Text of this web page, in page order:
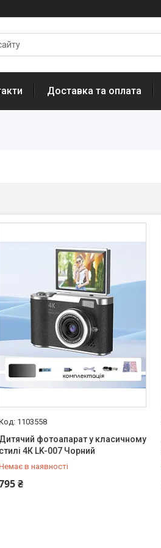
Доставка та оплата
1103558
Дитячий фотоапарат у класичному
стилі 4К LK-007 Чорний
в наявності
₴
+380 (99) 251-91-55